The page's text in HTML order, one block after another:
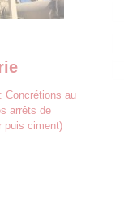
Concrétions au
arrêts de
puis ciment)